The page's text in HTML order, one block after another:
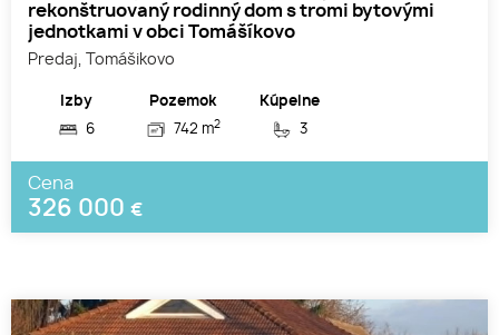
rekonštruovaný rodinný dom s tromi bytovými
jednotkami v obci Tomášíkovo
Predaj, Tomášikovo
Izby
6
Pozemok
742 m2
Kúpelne
3
Cena
326 000 €